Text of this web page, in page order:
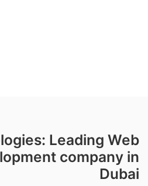
Leading Web
company in
Dubai